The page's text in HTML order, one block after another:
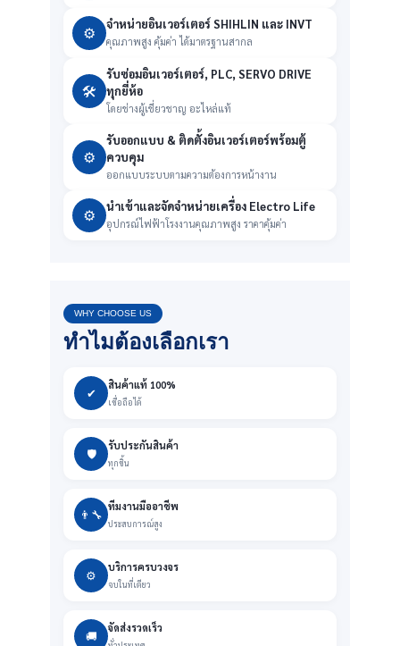
⚙️ จำหน่ายอินเวอร์เตอร์ SHIHLIN และ INVT
คุณภาพสูง คุ้มค่า ได้มาตรฐานสากล
🛠️
รับซ่อมอินเวอร์เตอร์, PLC, SERVO DRIVE
ทุกยี่ห้อ
โดยช่างผู้เชี่ยวชาญ อะไหล่แท้
⚙️
รับออกแบบ & ติดตั้งอินเวอร์เตอร์พร้อมตู้
ควบคุม
ออกแบบระบบตามความต้องการหน้างาน
⚙️ นำเข้าและจัดจำหน่ายเครื่อง Electro Life
อุปกรณ์ไฟฟ้าโรงงานคุณภาพสูง ราคาคุ้มค่า
WHY CHOOSE US
ทำไมต้องเลือกเรา
✔
สินค้าแท้ 100%
เชื่อถือได้
🛡️
รับประกันสินค้า
ทุกชิ้น
👨‍🔧
ทีมงานมืออาชีพ
ประสบการณ์สูง
⚙️
บริการครบวงจร
จบในที่เดียว
🚚
จัดส่งรวดเร็ว